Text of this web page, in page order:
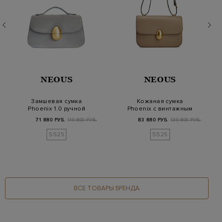
NEOUS
Замшевая сумка
Phoenix 1.0 ручной
работы со съемным
ре…
71 880 РУБ. 119 800 РУБ.
SS25
NEOUS
Кожаная сумка
Phoenix с винтажным
замком и съемным
рем…
83 880 РУБ. 139 800 РУБ.
SS25
ВСЕ ТОВАРЫ БРЕНДА